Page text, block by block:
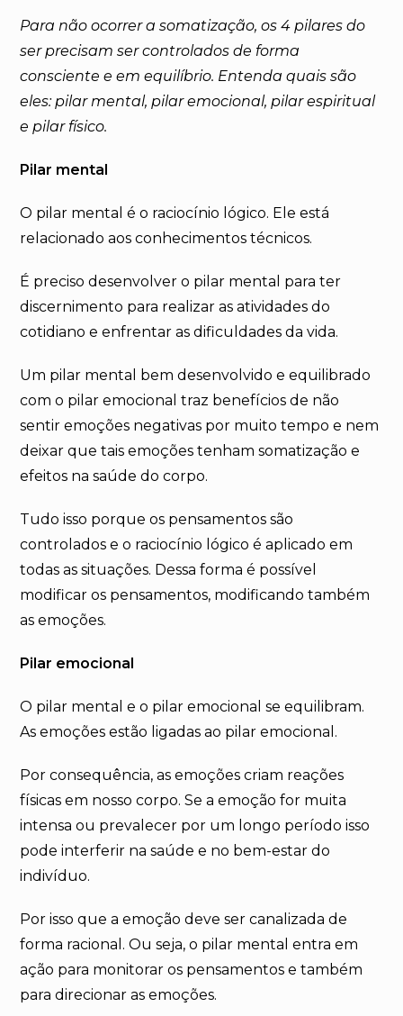
Para não ocorrer a somatização, os 4 pilares do
ser precisam ser controlados de forma
consciente e em equilíbrio. Entenda quais são
eles: pilar mental, pilar emocional, pilar espiritual
e pilar físico.
Pilar mental
O pilar mental é o raciocínio lógico. Ele está
relacionado aos conhecimentos técnicos.
É preciso desenvolver o pilar mental para ter
discernimento para realizar as atividades do
cotidiano e enfrentar as dificuldades da vida.
Um pilar mental bem desenvolvido e equilibrado
com o pilar emocional traz benefícios de não
sentir emoções negativas por muito tempo e nem
deixar que tais emoções tenham somatização e
efeitos na saúde do corpo.
Tudo isso porque os pensamentos são
controlados e o raciocínio lógico é aplicado em
todas as situações. Dessa forma é possível
modificar os pensamentos, modificando também
as emoções.
Pilar emocional
O pilar mental e o pilar emocional se equilibram.
As emoções estão ligadas ao pilar emocional.
Por consequência, as emoções criam reações
físicas em nosso corpo. Se a emoção for muita
intensa ou prevalecer por um longo período isso
pode interferir na saúde e no bem-estar do
indivíduo.
Por isso que a emoção deve ser canalizada de
forma racional. Ou seja, o pilar mental entra em
ação para monitorar os pensamentos e também
para direcionar as emoções.